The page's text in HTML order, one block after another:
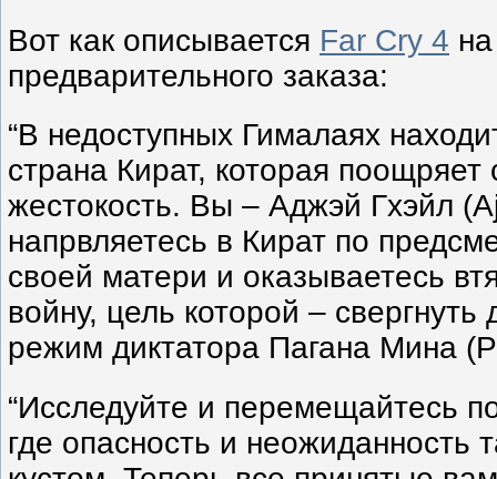
Вот как описывается Far Cry 4
предварительного заказа:
“В недоступных Гималаях
страна Кират, которая
жестокость. Вы – Аджэй Гхэйл
напрвляетесь в Кират по
своей матери и оказываетесь
войну, цель которой – свергнуть
режим диктатора Пагана Мина
“Исследуйте и перемещайтесь
где опасность и неожиданность